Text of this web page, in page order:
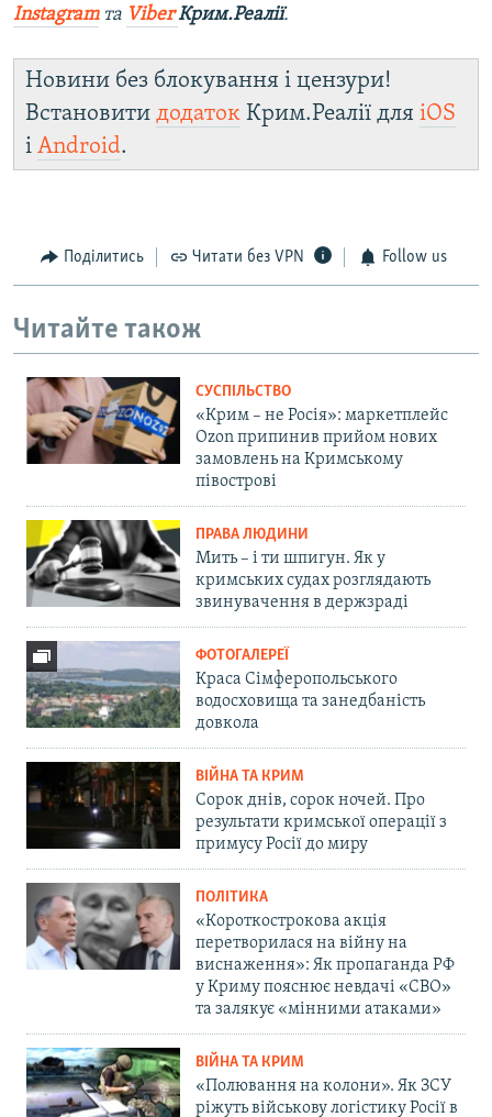
Instagramта ViberКрим.Реалії.​
Новини без блокування і цензури!
Встановити додаток Крим.Реалії для iOS
і Android.
Поділитись Читати без VPN Follow us
Читайте також
СУСПІЛЬСТВО
«Крим – не Росія»: маркетплейс
Ozon припинив прийом нових
замовлень на Кримському
півострові
ПРАВА ЛЮДИНИ
Мить – і ти шпигун. Як у
кримських судах розглядають
звинувачення в держзраді
ФОТОГАЛЕРЕЇ
Краса Сімферопольського
водосховища та занедбаність
довкола
ВІЙНА ТА КРИМ
Сорок днів, сорок ночей. Про
результати кримської операції з
примусу Росії до миру
ПОЛІТИКА
«Короткострокова акція
перетворилася на війну на
виснаження»: Як пропаганда РФ
у Криму пояснює невдачі «СВО»
та залякує «мінними атаками»
ВІЙНА ТА КРИМ
«Полювання на колони». Як ЗСУ
ріжуть військову логістику Росії в